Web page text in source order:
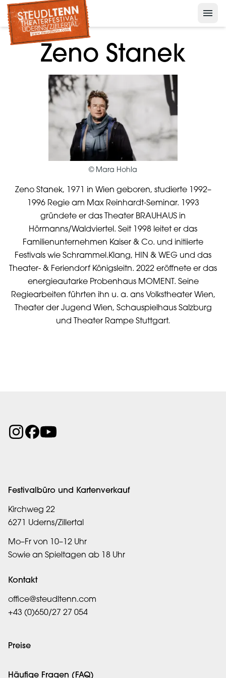
menu
Nelson der Pinguin
Presse keyboard_arrow_down
keyboard_arrow_down
Zeno Stanek
© Mara Hohla
Zeno Stanek, 1971 in Wien geboren, studierte 1992–
1996 Regie am Max Reinhardt-Seminar. 1993
gründete er das Theater BRAUHAUS in
Hörmanns/Waldviertel. Seit 1998 leitet er das
Familienunternehmen Kaiser & Co. und initiierte
Festivals wie Schrammel.Klang, HIN & WEG und das
Theater- & Feriendorf Königsleitn. 2022 eröffnete er das
energieautarke Probenhaus MOMENT. Seine
Regiearbeiten führten ihn u. a. ans Volkstheater Wien,
Theater der Jugend Wien, Schauspielhaus Salzburg
und Theater Rampe Stuttgart.
Festivalbüro und Kartenverkauf
Kirchweg 22
6271 Uderns/Zillertal
Mo–Fr von 10–12 Uhr
Sowie an Spieltagen ab 18 Uhr
Kontakt
office@steudltenn.com
+43 (0)650/27 27 054
Preise
Häufige Fragen (FAQ)